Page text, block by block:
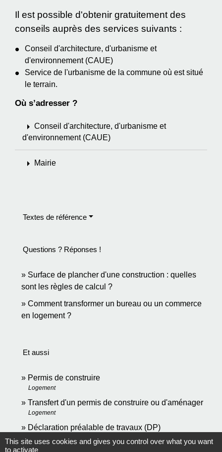
Il est possible d'obtenir gratuitement des
conseils auprès des services suivants :
Conseil d'architecture, d'urbanisme et
d'environnement (CAUE)
Service de l'urbanisme de la commune où est situé
le terrain.
Où s’adresser ?
arrow_right Conseil d'architecture, d'urbanisme et
d'environnement (CAUE)
arrow_right Mairie
Textes de référence
Questions ? Réponses !
Surface de plancher d'une construction : quelles
sont les règles de calcul ?
Comment transformer un bureau ou un commerce
en logement ?
Et aussi
Permis de construire
Logement
Transfert d'un permis de construire ou d'aménager
Logement
Déclaration préalable de travaux (DP)
This site uses cookies and gives you control over what you want
to activate